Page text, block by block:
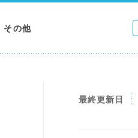
その他
最終更新日